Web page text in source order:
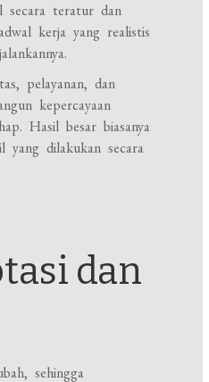
secara teratur dan
kerja yang realistis
pelayanan, dan
kepercayaan
Hasil besar biasanya
yang dilakukan secara
dan
sehingga